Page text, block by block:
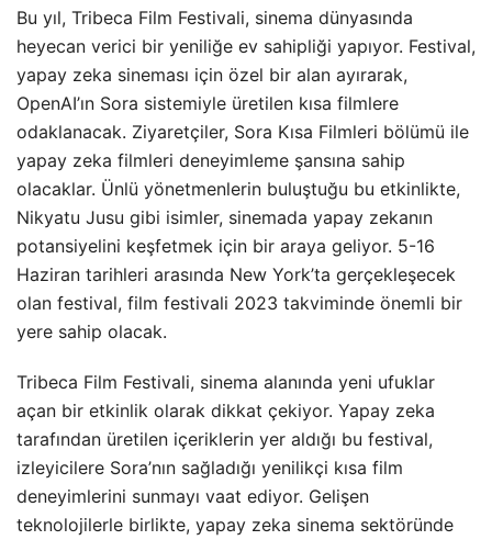
Bu yıl, Tribeca Film Festivali, sinema dünyasında
heyecan verici bir yeniliğe ev sahipliği yapıyor. Festival,
yapay zeka sineması için özel bir alan ayırarak,
OpenAI’ın Sora sistemiyle üretilen kısa filmlere
odaklanacak. Ziyaretçiler, Sora Kısa Filmleri bölümü ile
yapay zeka filmleri deneyimleme şansına sahip
olacaklar. Ünlü yönetmenlerin buluştuğu bu etkinlikte,
Nikyatu Jusu gibi isimler, sinemada yapay zekanın
potansiyelini keşfetmek için bir araya geliyor. 5-16
Haziran tarihleri arasında New York’ta gerçekleşecek
olan festival, film festivali 2023 takviminde önemli bir
yere sahip olacak.
Tribeca Film Festivali, sinema alanında yeni ufuklar
açan bir etkinlik olarak dikkat çekiyor. Yapay zeka
tarafından üretilen içeriklerin yer aldığı bu festival,
izleyicilere Sora’nın sağladığı yenilikçi kısa film
deneyimlerini sunmayı vaat ediyor. Gelişen
teknolojilerle birlikte, yapay zeka sinema sektöründe